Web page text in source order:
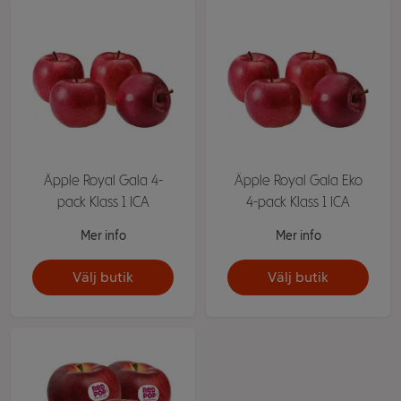
Äpple Royal Gala 4-
pack Klass 1 ICA
Mer info
Välj butik
Äpple Royal Gala Eko
4-pack Klass 1 ICA
Mer info
Välj butik